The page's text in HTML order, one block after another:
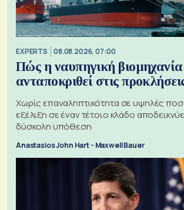
EXPERTS 08.08.2026, 07:00
Πώς η ναυπηγική
ανταποκριθεί στις
Χωρίς επαναληπτικότητα σε υψηλές
εξέλιξη σε έναν τέτοιο κλάδο
δύσκολη υπόθεση
Anastasios John Hart - Maxwell Bauer